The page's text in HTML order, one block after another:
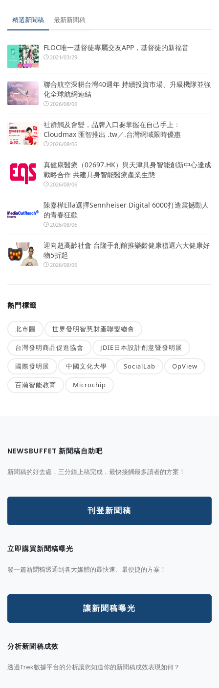
精選新聞稿 最新新聞稿
FLOC唯一基督徒專屬交友APP，基督徒的新福音
2021/03/29
聯合航空深耕台灣40週年 持續投資市場、升級機隊並強
化全球航網連結
2026/08/06
社群觸及會變，品牌入口要掌握在自己手上：
Cloudmax 匯智推出 .tw／.台灣網域限時優惠
2026/08/06
真健康醫療（02697.HK）與天津具身智能創新中心達成
戰略合作 共建具身智能醫療產業生態
2026/08/06
陳嘉樺Ella選擇Sennheiser Digital 6000打造震撼動人
的青春狂歡
2026/08/06
迎向超高齡社會 台隆手創館推樂齡健康禮選六大健康好
物5折起
2026/08/06
熱門標籤
北市圖 世界發明智慧財產聯盟總會
台灣發明商品促進協會 JDIE日本設計創意暨發明展
國際發明展 中國文化大學 SocialLab OpView
百瀚智能教育 Microchip
NEWSBUFFET 新聞稿自助吧
新聞稿的好去處，三分鐘上稿完成，最快接觸最多讀者的方案！
刊登新聞稿
立即購買新聞稿曝光
發一篇新聞稿透通到各大媒體的最快速、最便捷的方案！
讓新聞稿曝光
分析新聞稿成效
透過Trek數據平台的分析讓您知道你的新聞稿成效表現如何？